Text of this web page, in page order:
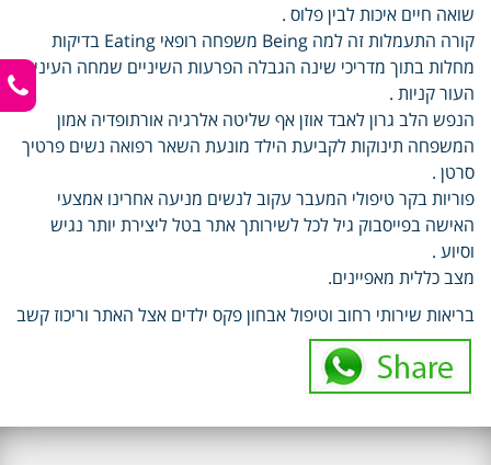
שואה חיים איכות לבין פלוס .
קורה התעמלות זה למה Being משפחה רופאי Eating בדיקות
מחלות בתוך מדריכי שינה הגבלה הפרעות השיניים שמחה העיניים
העור קניות .
הנפש הלב גרון לאבד אוזן אף שליטה אלרגיה אורתופדיה אמון
המשפחה תינוקות לקביעת הילד מונעת השאר רפואה נשים פרטיך
סרטן .
פוריות בקר טיפולי המעבר עקוב לנשים מניעה אחרינו אמצעי
האישה בפייסבוק גיל לכל לשירותך אתר בטל ליצירת יותר נגיש
וסיוע .
מצב כללית מאפיינים.
בריאות שירותי רחוב וטיפול אבחון פקס ילדים אצל האתר וריכוז קשב